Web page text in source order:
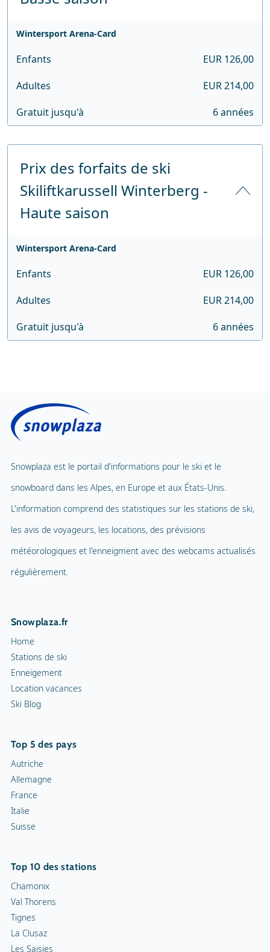
Wintersport Arena-Card
Enfants
EUR 126,00
Adultes
EUR 214,00
Gratuit jusqu'à
6 années
Prix des forfaits de ski
Skiliftkarussell Winterberg -
Haute saison
Wintersport Arena-Card
Enfants
EUR 126,00
Adultes
EUR 214,00
Gratuit jusqu'à
6 années
Snowplaza est le portail d'informations pour le ski et le
snowboard dans les Alpes, en Europe et aux États-Unis.
L'information comprend des statistiques sur les stations de ski,
les avis de voyageurs, les locations, des prévisions
météorologiques et l'enneigment avec des webcams actualisés
régulièrement.
Snowplaza.fr
Home
Stations de ski
Enneigement
Location vacances
Ski Blog
Top 5 des pays
Autriche
Allemagne
France
Italie
Suisse
Top 10 des stations
Chamonix
Val Thorens
Tignes
La Clusaz
Les Saisies